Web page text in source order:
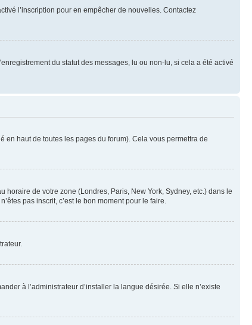
l’inscription pour en empêcher de nouvelles. Contactez
du statut des messages, lu ou non-lu, si cela a été activé
en haut de toutes les pages du forum). Cela vous permettra de
horaire de votre zone (Londres, Paris, New York, Sydney, etc.) dans le
pas inscrit, c’est le bon moment pour le faire.
à l’administrateur d’installer la langue désirée. Si elle n’existe